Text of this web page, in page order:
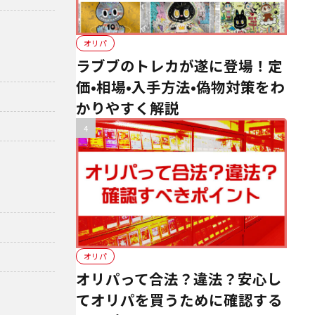
オリパ
ラブブのトレカが遂に登場！定
価•相場•入手方法•偽物対策をわ
かりやすく解説
オリパ
オリパって合法？違法？安心し
てオリパを買うために確認する